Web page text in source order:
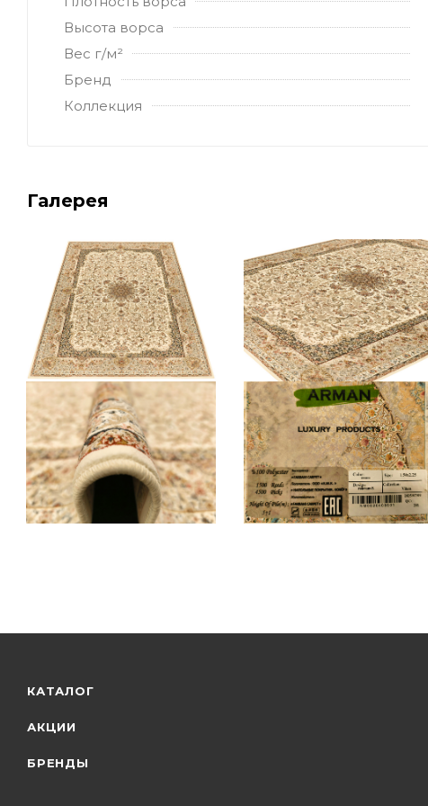
Высота ворса
Вес г/м²
Бренд
Коллекция
Галерея
КАТАЛОГ
АКЦИИ
БРЕНДЫ